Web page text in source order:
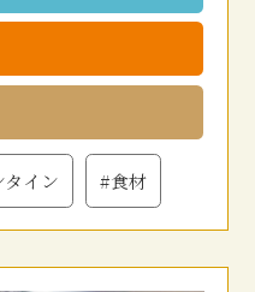
イン #食材